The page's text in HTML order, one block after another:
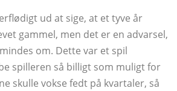
ud at sige, at et tyve år
gammel, men det er en advarsel,
om. Dette var et spil
spilleren så billigt som muligt for
skulle vokse fedt på kvartaler, så